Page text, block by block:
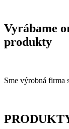
Vyrábame
produkty
Sme výrobná firma